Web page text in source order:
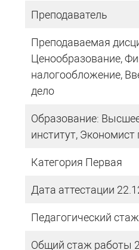
Преподаватель
Преподаваемая
Ценообразование,
налогообложение,
дело
Образование:
институт,
Категория Первая
Дата аттестации
Педагогический
Общий стаж работы